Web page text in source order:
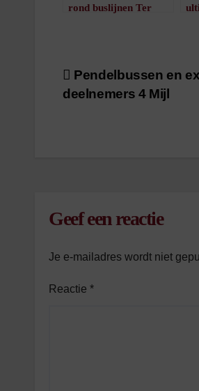
rond buslijnen Ter
Bericht
Pendelbussen en
deelnemers 4 Mijl
Geef een reactie
Je e-mailadres wordt niet
Reactie *